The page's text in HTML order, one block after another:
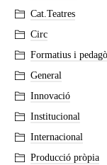
Cat.Teatres
Circ
Formatius i
General
Innovació
Institucional
Internacional
Producció pròpia